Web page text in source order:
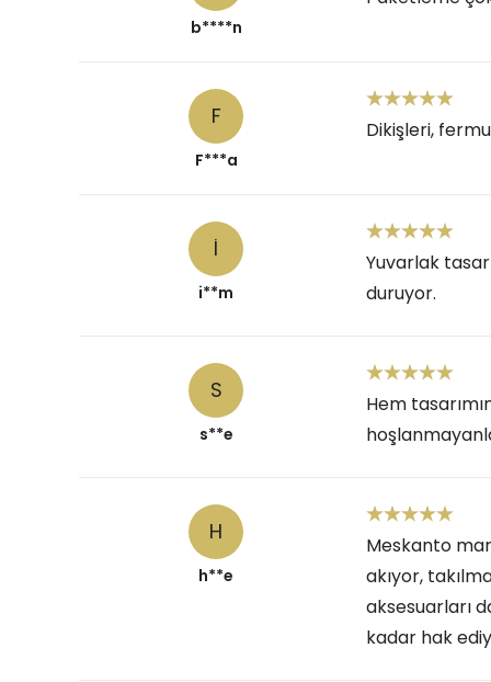
b****n
F
F***a
Dikişleri,
I
i**m
Yuvarlak
duruyor.
S
s**e
Hem
H
h**e
Meskanto
akıyor,
aksesuarları
kadar hak